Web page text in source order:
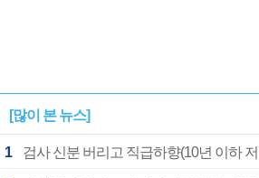
[많이 본 뉴스]
1